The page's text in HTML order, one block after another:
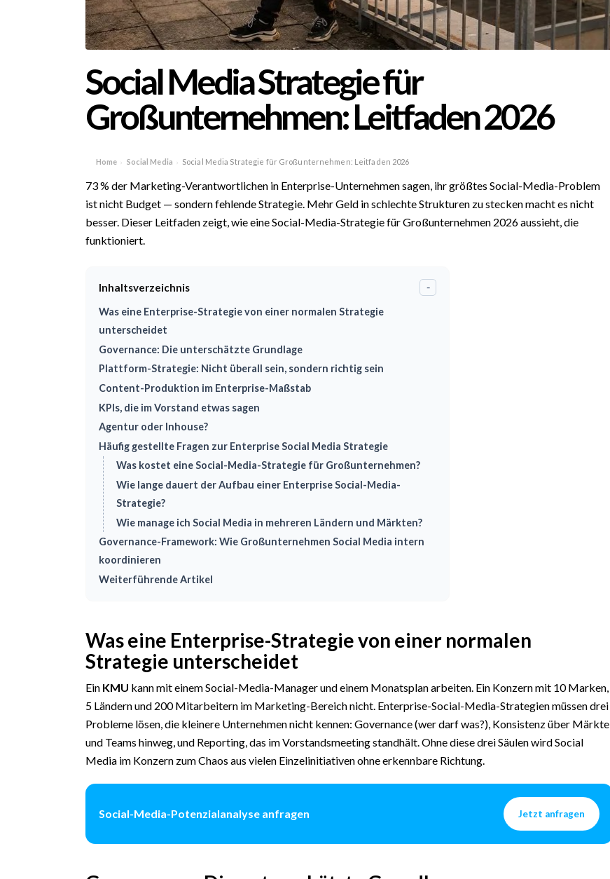
Social Media Strategie für
Großunternehmen: Leitfaden 2026
Home › Social Media › Social Media Strategie für Großunternehmen: Leitfaden 2026
73 % der Marketing-Verantwortlichen in Enterprise-Unternehmen sagen, ihr größtes Social-Media-Problem
ist nicht Budget — sondern fehlende Strategie. Mehr Geld in schlechte Strukturen zu stecken macht es nicht
besser. Dieser Leitfaden zeigt, wie eine Social-Media-Strategie für Großunternehmen 2026 aussieht, die
funktioniert.
Inhaltsverzeichnis -
Was eine Enterprise-Strategie von einer normalen Strategie
unterscheidet
Governance: Die unterschätzte Grundlage
Plattform-Strategie: Nicht überall sein, sondern richtig sein
Content-Produktion im Enterprise-Maßstab
KPIs, die im Vorstand etwas sagen
Agentur oder Inhouse?
Häufig gestellte Fragen zur Enterprise Social Media Strategie
Was kostet eine Social-Media-Strategie für Großunternehmen?
Wie lange dauert der Aufbau einer Enterprise Social-Media-
Strategie?
Wie manage ich Social Media in mehreren Ländern und Märkten?
Governance-Framework: Wie Großunternehmen Social Media intern
koordinieren
Weiterführende Artikel
Was eine Enterprise-Strategie von einer normalen
Strategie unterscheidet
Ein KMU kann mit einem Social-Media-Manager und einem Monatsplan arbeiten. Ein Konzern mit 10 Marken,
5 Ländern und 200 Mitarbeitern im Marketing-Bereich nicht. Enterprise-Social-Media-Strategien müssen drei
Probleme lösen, die kleinere Unternehmen nicht kennen: Governance (wer darf was?), Konsistenz über Märkte
und Teams hinweg, und Reporting, das im Vorstandsmeeting standhält. Ohne diese drei Säulen wird Social
Media im Konzern zum Chaos aus vielen Einzelinitiativen ohne erkennbare Richtung.
Social-Media-Potenzialanalyse anfragen Jetzt anfragen